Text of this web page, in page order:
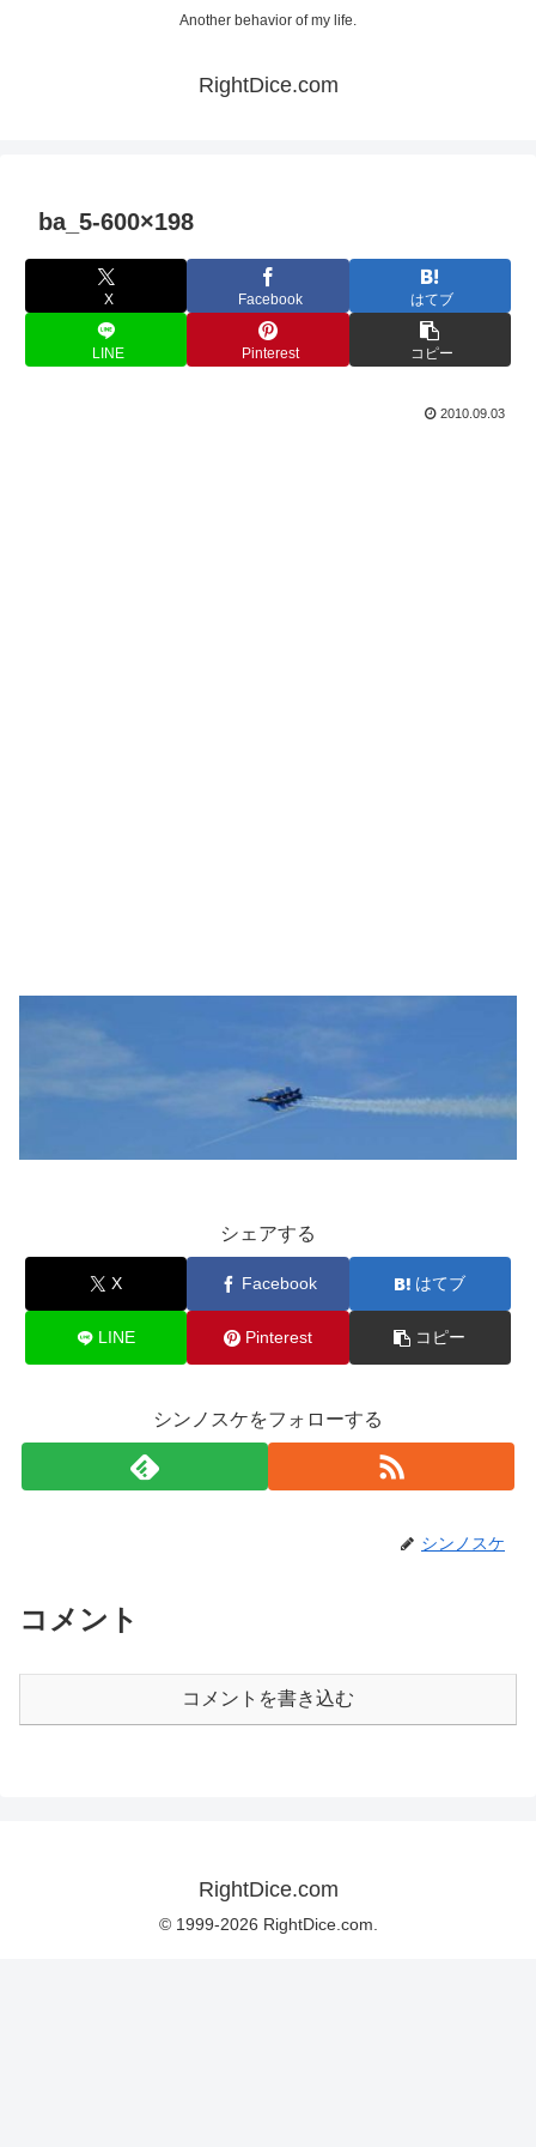
Another behavior of my life.
RightDice.com
ba_5-600×198
X Facebook はてブ
LINE Pinterest コピー
2010.09.03
シェアする
X Facebook はてブ
LINE Pinterest コピー
シンノスケをフォローする
シンノスケ
コメント
コメントを書き込む
RightDice.com
© 1999-2026 RightDice.com.